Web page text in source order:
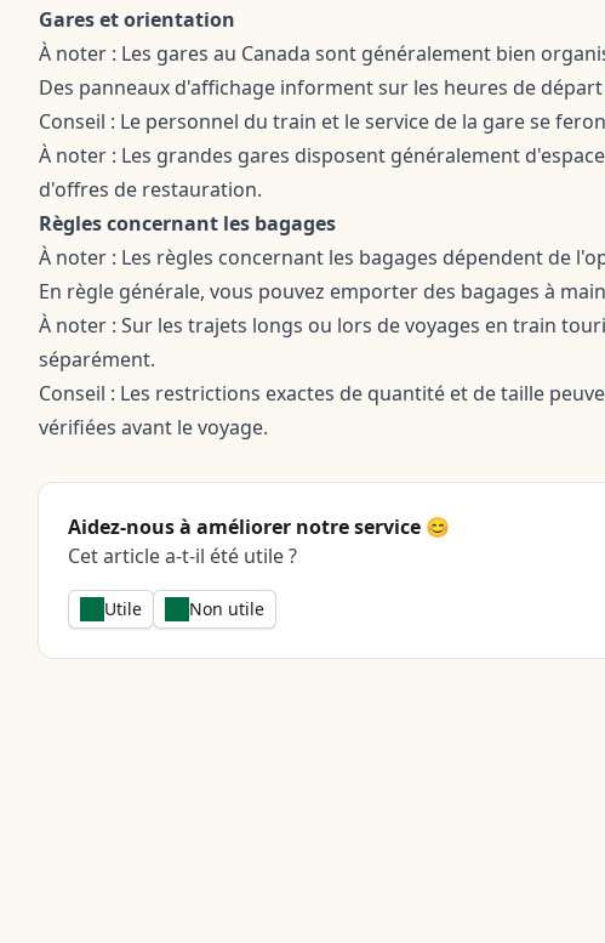
Gares et orientation
À noter : Les gares au Canada sont généralement bien
Des panneaux d'affichage informent sur les heures de
Conseil : Le personnel du train et le service de la gare se
À noter : Les grandes gares disposent généralement
d'offres de restauration.
Règles concernant les bagages
À noter : Les règles concernant les bagages dépendent de
En règle générale, vous pouvez emporter des bagages à
À noter : Sur les trajets longs ou lors de voyages en train
séparément.
Conseil : Les restrictions exactes de quantité et de taille
vérifiées avant le voyage.
Aidez-nous à améliorer notre service 😊
Cet article a-t-il été utile ?
Utile Non utile